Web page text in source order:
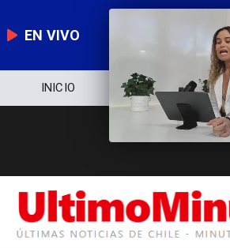
EN VIVO
INICIO NOTICIERO